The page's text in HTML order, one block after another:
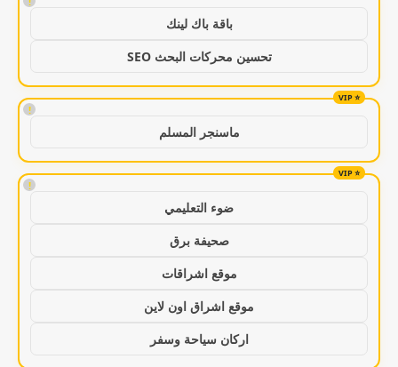
باقة باك لينك
تحسين محركات البحث SEO
!
ماسنجر المسلم
!
ضوء التعليمي
صحيفة برق
موقع اشراقات
موقع اشراق اون لاين
اركان سياحة وسفر